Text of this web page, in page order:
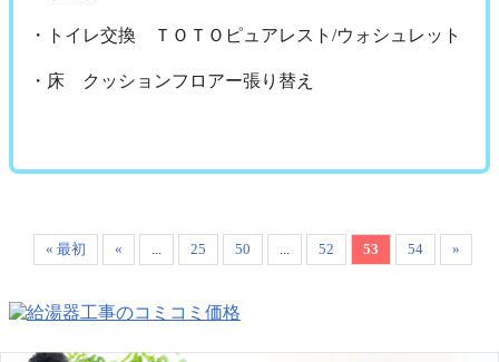
・トイレ交換 ＴＯＴＯピュアレスト/ウォシュレット
・床 クッションフロアー張り替え
« 最初 « ... 25 50 ... 52 53 54 »